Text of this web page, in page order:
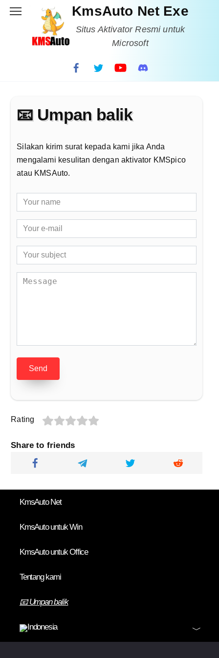
KmsAuto Net Exe
Situs Aktivator Resmi untuk
Microsoft
📧 Umpan balik
Silakan kirim surat kepada kami jika Anda
mengalami kesulitan dengan aktivator KMSpico
atau KMSAuto.
Send
Rating
Share to friends
KmsAuto Net
KmsAuto untuk Win
KmsAuto untuk Office
Tentang kami
📧 Umpan balik